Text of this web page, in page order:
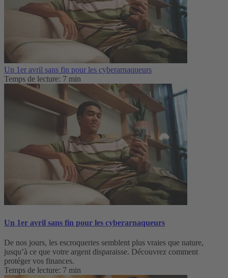
Un 1er avril sans fin pour les cyberarnaqueurs
Temps de lecture: 7 min
Un 1er avril sans fin pour les cyberarnaqueurs
De nos jours, les escroqueries semblent plus vraies que nature,
jusqu’à ce que votre argent disparaisse. Découvrez comment
protéger vos finances.
Temps de lecture: 7 min